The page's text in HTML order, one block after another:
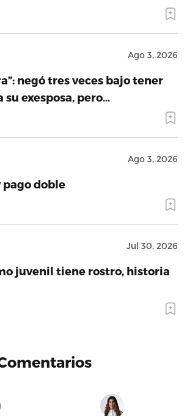
Ago 3, 2026
negó tres veces bajo tener
exesposa, pero…
Ago 3, 2026
pago doble
Jul 30, 2026
juvenil tiene rostro, historia